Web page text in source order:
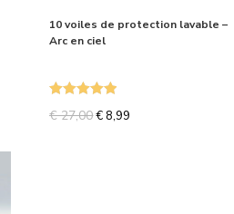
10 voiles de protection lavable –
Arc en ciel
€27,00€ 8,99